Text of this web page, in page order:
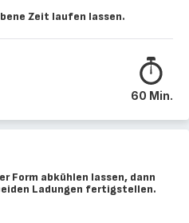
Zeit laufen lassen.
60 Min.
Form abkühlen lassen, dann
Ladungen fertigstellen.